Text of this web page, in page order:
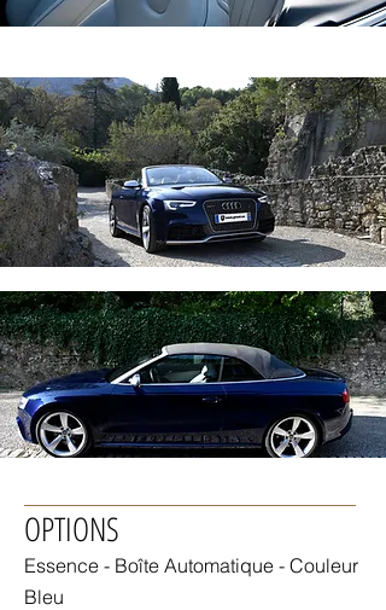
OPTIONS
Essence - Boîte Automatique - Couleur
Bleu